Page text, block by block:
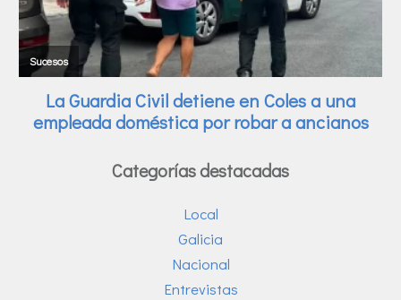
Categorías destacadas
Local
Galicia
Nacional
Entrevistas